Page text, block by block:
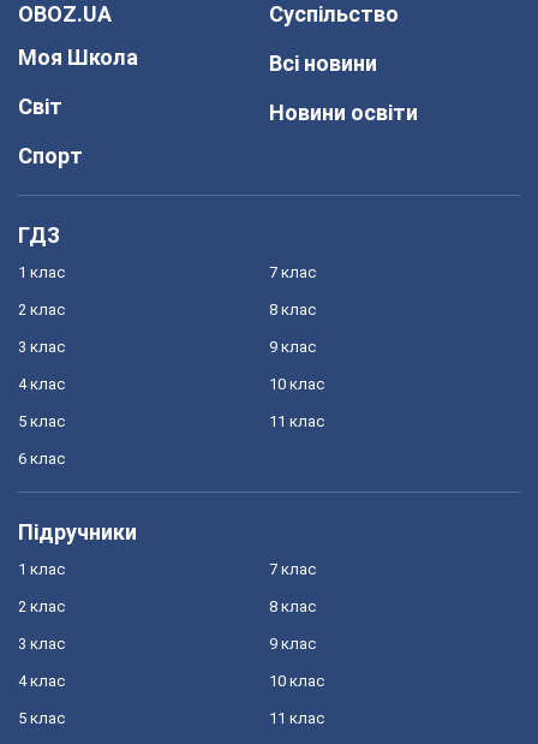
OBOZ.UA
Моя Школа
Світ
Спорт
Суспільство
Всі новини
Новини освіти
ГДЗ
1 клас
2 клас
3 клас
4 клас
5 клас
6 клас
7 клас
8 клас
9 клас
10 клас
11 клас
Підручники
1 клас
2 клас
3 клас
4 клас
5 клас
7 клас
8 клас
9 клас
10 клас
11 клас